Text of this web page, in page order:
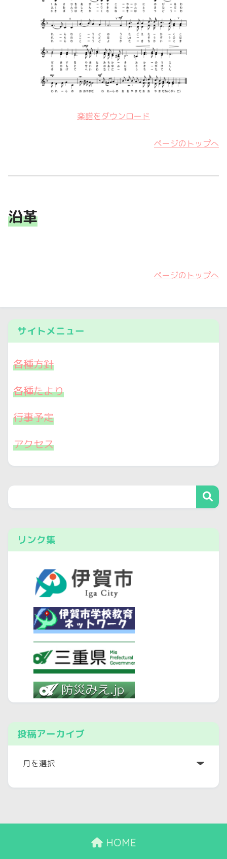
楽譜をダウンロード
ページのトップへ
沿革
ページのトップへ
サイトメニュー
各種方針
各種たより
行事予定
アクセス
リンク集
投稿アーカイブ
ア
カ
HOME